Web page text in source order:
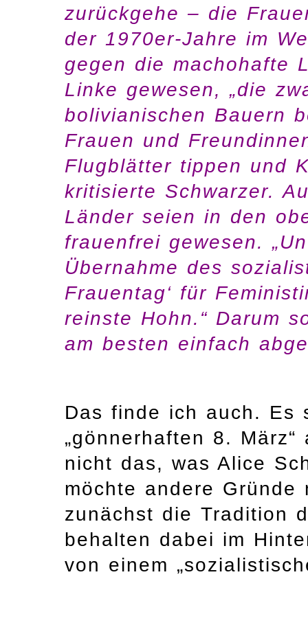
zurückgehe – die
der 1970er-Jahre im
gegen die machohafte
Linke gewesen, „die
bolivianischen Bauern
Frauen und
Flugblätter tippen und
kritisierte Schwarzer.
Länder seien in den
frauenfrei gewesen.
Übernahme des
Frauentag‘ für
reinste Hohn.“ Darum
am besten einfach
Das finde ich auch. Es
„gönnerhaften 8.
nicht das, was Alice
möchte andere
zunächst die Tradition
behalten dabei im
von einem